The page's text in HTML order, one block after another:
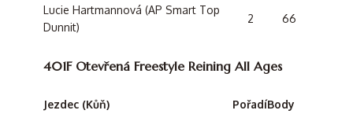
Lucie Hartmannová (AP Smart Top
Dunnit)
2 66
401F Otevřená Freestyle Reining All Ages
Jezdec (Kůň) PořadíBody